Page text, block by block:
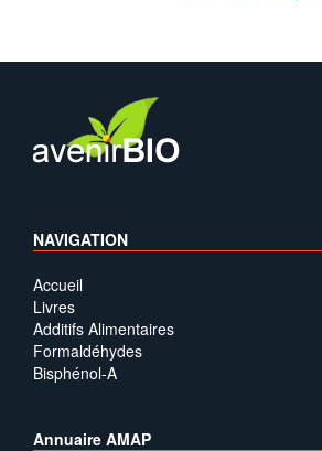
NAVIGATION
Accueil
Livres
Additifs Alimentaires
Formaldéhydes
Bisphénol-A
Annuaire AMAP